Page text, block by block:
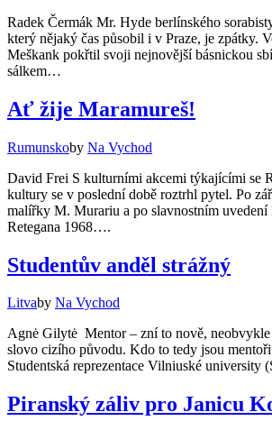
Radek Čermák Mr. Hyde berlínského
který nějaký čas působil i v Praze, je zpátky.
Meškank pokřtil svoji nejnovější básnickou
sálkem…
Ať žije Maramureš!
Rumunskoby Na Vychod
David Frei S kulturními akcemi týkajícími se
kultury se v poslední době roztrhl pytel. Po
malířky M. Murariu a po slavnostním
Retegana 1968….
Studentův anděl strážný
Litvaby Na Vychod
Agnė Gilytė Mentor – zní to nově, neobvykle
slovo cizího původu. Kdo to tedy jsou
Studentská reprezentace Vilniuské
Piranský záliv pro Janicu